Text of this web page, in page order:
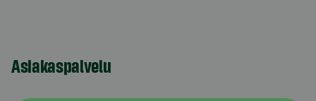
Asiakaspalvelu